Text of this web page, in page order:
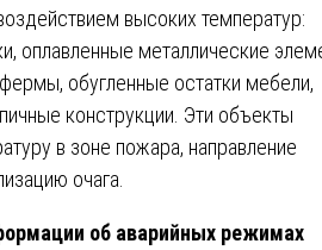
высоких температур:
оплавленные металлические
обугленные остатки мебели,
конструкции. Эти объекты
в зоне пожара, направление
очага.
об аварийных режимах